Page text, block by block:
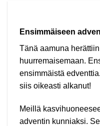
Ensimmäiseen
Tänä aamuna
huurremaisemaan.
ensimmäistä
siis oikeasti alkanut!
Meillä
adventin kunniaksi.